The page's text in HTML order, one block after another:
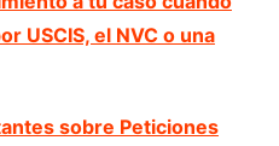
USCIS, el NVC o una
sobre Peticiones